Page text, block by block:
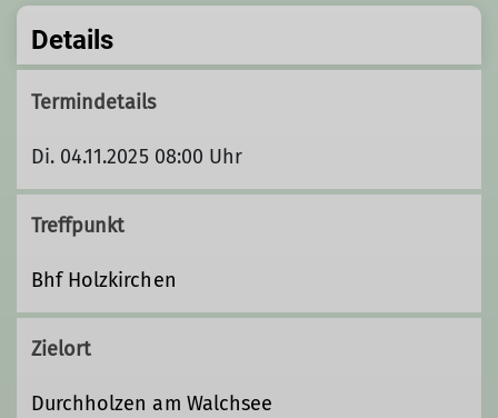
Details
Termindetails
Di. 04.11.2025 08:00 Uhr
Treffpunkt
Bhf Holzkirchen
Zielort
Durchholzen am Walchsee